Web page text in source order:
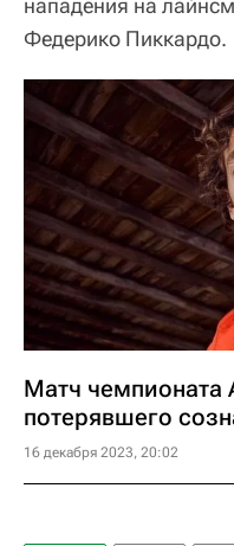
нападения на
Федерико Пиккардо.
Матч чемпионата
потерявшего
16 декабря 2023, 20:02